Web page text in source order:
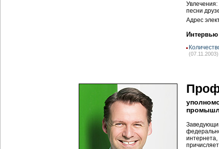
песни
Адрес
Интервью
(07.11.2003)
интернета,